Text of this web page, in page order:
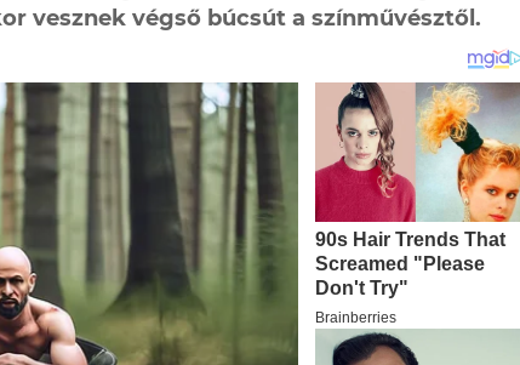
vesznek végső búcsút a színművésztől.